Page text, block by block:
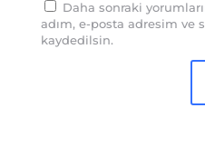
Daha sonraki
adım, e-posta adresim ve
kaydedilsin.